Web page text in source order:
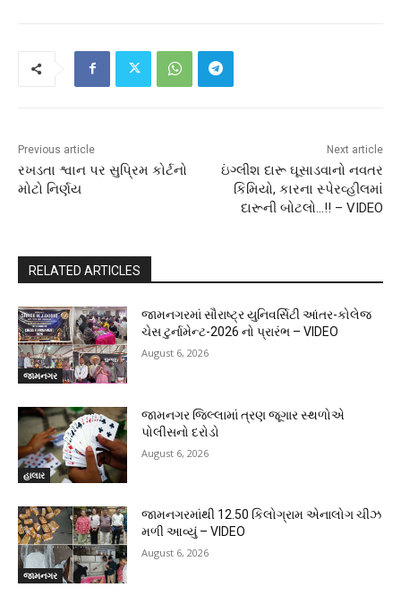
Previous article
રખડતા શ્વાન પર સુપ્રિમ કોર્ટનો
મોટો નિર્ણય
Next article
ઇંગ્લીશ દારૂ ઘૂસાડવાનો નવતર
કિમિયો, કારના સ્પેરવ્હીલમાં
દારૂની બોટલો…!! – VIDEO
RELATED ARTICLES
જામનગર
જામનગરમાં સૌરાષ્ટ્ર યુનિવર્સિટી આંતર-કોલેજ
ચેસ ટુર્નામેન્ટ-2026 નો પ્રારંભ – VIDEO
August 6, 2026
હાલાર
જામનગર જિલ્લામાં ત્રણ જૂગાર સ્થળોએ
પોલીસનો દરોડો
August 6, 2026
જામનગર
જામનગરમાંથી 12.50 કિલોગ્રામ એનાલોગ ચીઝ
મળી આવ્યું – VIDEO
August 6, 2026